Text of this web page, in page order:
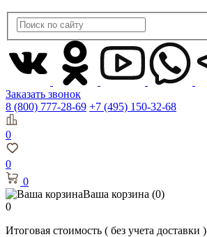
Заказать звонок
8 (800) 777-28-69 +7 (495) 150-32-68
0
0
0
Ваша корзина (0)
0
Итоговая стоимость ( без учета доставки )